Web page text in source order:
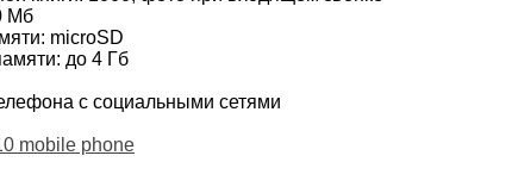
Мб
microSD
до 4 Гб
с социальными сетями
mobile phone